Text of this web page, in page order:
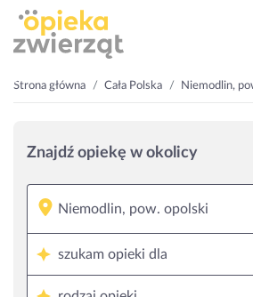
Strona główna Cała Polska Niemodlin,
Znajdź opiekę w okolicy
szukam opieki dla